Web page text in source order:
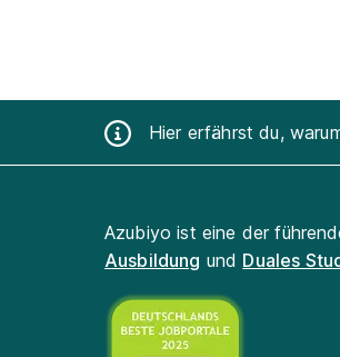
Hier erfährst du,
Azubiyo ist eine der
Ausbildung und Duales